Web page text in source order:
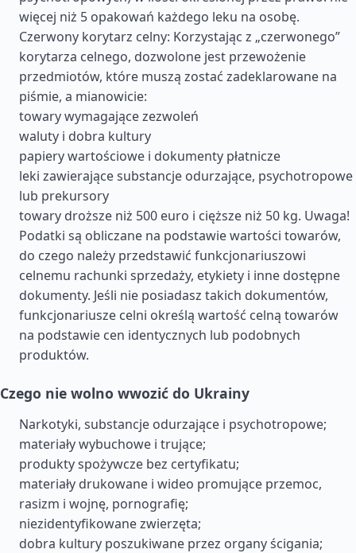
więcej niż 5 opakowań każdego leku na osobę.
Czerwony korytarz celny: Korzystając z „czerwonego”
korytarza celnego, dozwolone jest przewożenie
przedmiotów, które muszą zostać zadeklarowane na
piśmie, a mianowicie:
towary wymagające zezwoleń
waluty i dobra kultury
papiery wartościowe i dokumenty płatnicze
leki zawierające substancje odurzające, psychotropowe
lub prekursory
towary droższe niż 500 euro i cięższe niż 50 kg. Uwaga!
Podatki są obliczane na podstawie wartości towarów,
do czego należy przedstawić funkcjonariuszowi
celnemu rachunki sprzedaży, etykiety i inne dostępne
dokumenty. Jeśli nie posiadasz takich dokumentów,
funkcjonariusze celni określą wartość celną towarów
na podstawie cen identycznych lub podobnych
produktów.
Czego nie wolno wwozić do Ukrainy
Narkotyki, substancje odurzające i psychotropowe;
materiały wybuchowe i trujące;
produkty spożywcze bez certyfikatu;
materiały drukowane i wideo promujące przemoc,
rasizm i wojnę, pornografię;
niezidentyfikowane zwierzęta;
dobra kultury poszukiwane przez organy ścigania;